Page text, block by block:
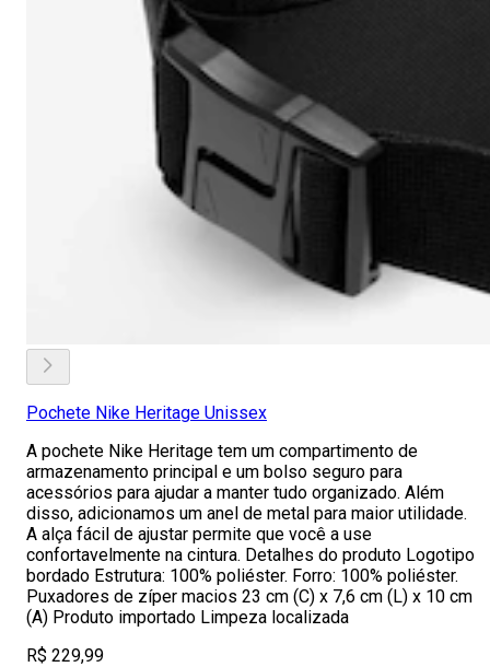
Pochete Nike Heritage Unissex
A pochete Nike Heritage tem um compartimento de
armazenamento principal e um bolso seguro para
acessórios para ajudar a manter tudo organizado. Além
disso, adicionamos um anel de metal para maior utilidade.
A alça fácil de ajustar permite que você a use
confortavelmente na cintura. Detalhes do produto Logotipo
bordado Estrutura: 100% poliéster. Forro: 100% poliéster.
Puxadores de zíper macios 23 cm (C) x 7,6 cm (L) x 10 cm
(A) Produto importado Limpeza localizada
R$ 229,99